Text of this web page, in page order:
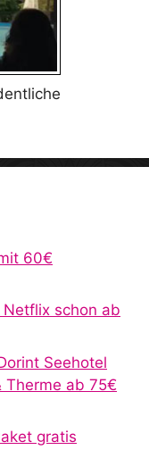
60€
schon ab
Seehotel
Therme ab 75€
gratis